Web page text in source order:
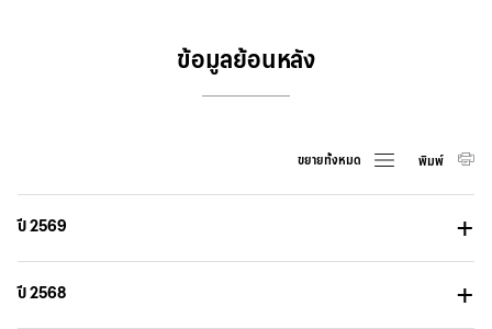
ข้อมูลย้อนหลัง
ขยายทั้งหมด พิมพ์
ปี 2569
ปี 2568